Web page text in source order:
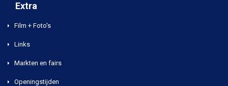
Extra
Film + Foto's
Links
Markten en fairs
Openingstijden